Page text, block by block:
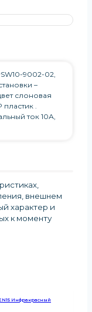
9002-02,
–
слоновая
.
ток 10А,
внешнем
характер и
к моменту
Инфракрасный